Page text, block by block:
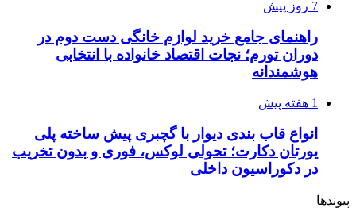
7 روز پیش
راهنمای جامع خرید لوازم خانگی دست دوم در
دوران تورم؛ نجات اقتصاد خانواده با انتخابی
هوشمندانه
1 هفته پیش
انواع قاب بندی دیوار با گچبری پیش ساخته پلی
یورتان دکارت؛ تحولی لوکس، فوری و بدون تخریب
در دکوراسیون داخلی
پیوندها